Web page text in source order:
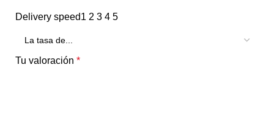
Delivery speed1 2 3 4 5
Tu valoración *